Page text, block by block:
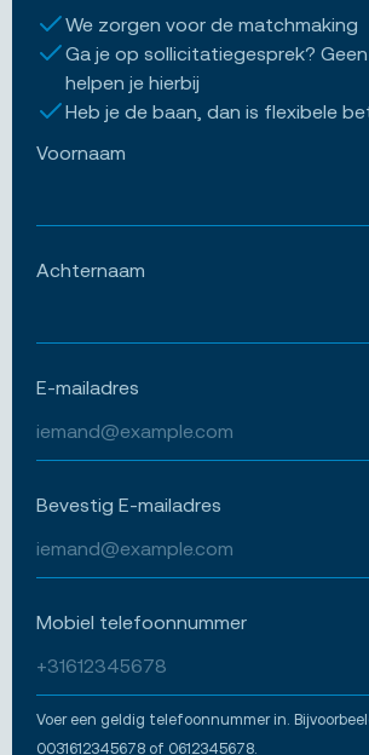
We zorgen voor de matchmaking
Ga je op sollicitatiegesprek?
helpen je hierbij
Heb je de baan, dan is flexibele
Voornaam
Achternaam
E-mailadres
Bevestig E-mailadres
Mobiel telefoonnummer
Voer een geldig telefoonnummer in.
0031612345678 of 0612345678.